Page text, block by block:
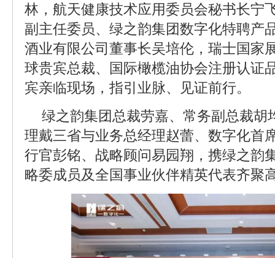
林，航天健康技术应用委员会秘书长宁
副主任委员、绿之韵集团数字化特聘产
酒业有限公司董事长吴培伦，瑞士国家
球贵宾总裁、国际橄榄油协会注册认证
宾亲临现场，指引业脉、见证前行。
绿之韵集团总裁劳嘉、常务副总裁胡
理戴三省与业务总经理赵蕾、数字化首
行官彭铭、战略顾问易园翔，携绿之韵
略委成员及全国事业伙伴精英代表齐聚